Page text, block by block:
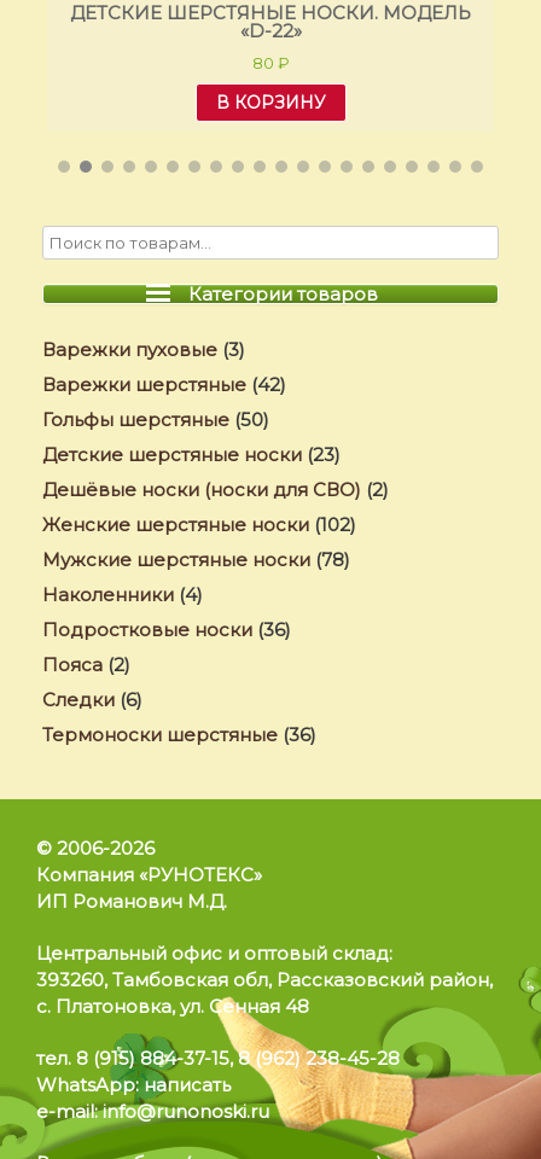
ДЕТСКИЕ ШЕРСТЯНЫЕ НОСКИ. МОДЕЛЬ
«D-22»
80 ₽
В КОРЗИНУ
Категории товаров
Варежки пуховые (3)
Варежки шерстяные (42)
Гольфы шерстяные (50)
Детские шерстяные носки (23)
Дешёвые носки (носки для СВО) (2)
Женские шерстяные носки (102)
Мужские шерстяные носки (78)
Наколенники (4)
Подростковые носки (36)
Пояса (2)
Следки (6)
Термоноски шерстяные (36)
© 2006-2026
Компания «РУНОТЕКС»
ИП Романович М.Д.
Центральный офис и оптовый склад:
393260, Тамбовская обл, Рассказовский район,
с. Платоновка, ул. Сенная 48
тел. 8 (915) 884-37-15,8 (962) 238-45-28
WhatsApp:написать
e-mail:info@runonoski.ru
WhatsApp
Telegram